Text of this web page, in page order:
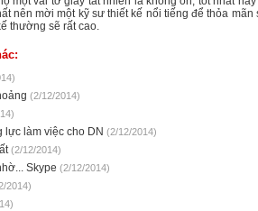
nên mời một kỹ sư thiết kế nổi tiếng để thỏa
thường sẽ rất cao.
(2/12/2014)
lực làm việc cho DN (2/12/2014)
(2/12/2014)
Skype (2/12/2014)
2014)